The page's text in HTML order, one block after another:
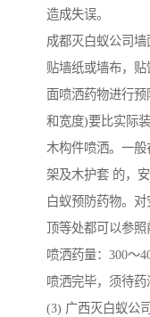
造成失误。
成都灭白蚁公司墙
贴墙纸或墙布，
面喷洒药物进行
和宽度)要比实际
木构件喷洒。一
架及木护套 的，
白蚁预防药物。
顶等处都可以参
喷洒药量：300～
喷洒完毕，须待药
(3) 广西灭白蚁公